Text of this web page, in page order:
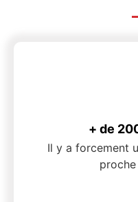
+ de
Il y a forcement